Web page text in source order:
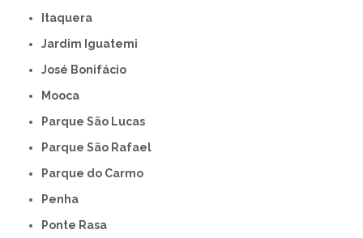
Itaquera
Jardim Iguatemi
José Bonifácio
Mooca
Parque São Lucas
Parque São Rafael
Parque do Carmo
Penha
Ponte Rasa